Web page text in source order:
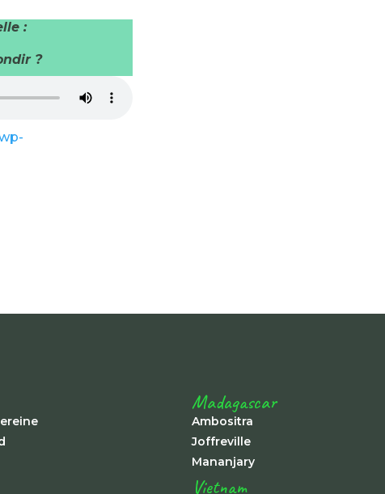
:
?
Madagascar
Ambositra
Joffreville
Mananjary
Vietnam